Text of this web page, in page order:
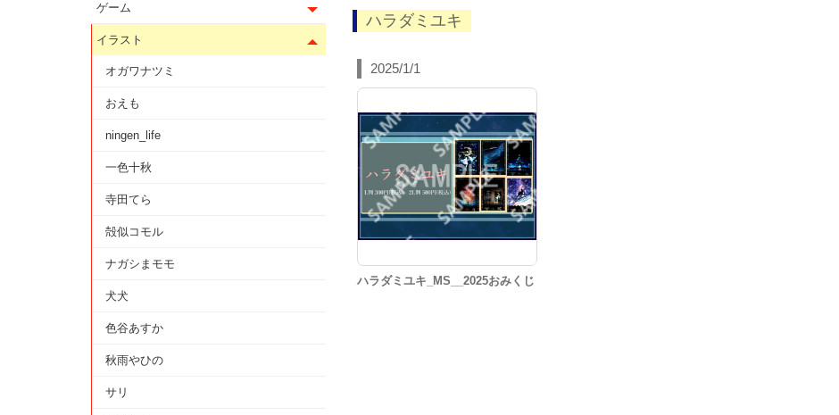
ハラダミユキ
2025/1/1
ハラダミユキ_MS__2025おみくじ
ゲーム
イラスト
オガワナツミ
おえも
ningen_life
一色十秋
寺田てら
殻似コモル
ナガシまモモ
犬犬
色谷あすか
秋雨やひの
サリ